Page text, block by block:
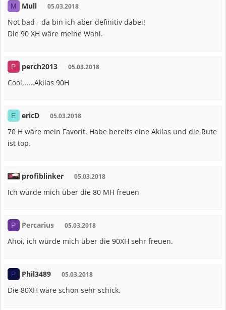
M Mull 05.03.2018
Not bad - da bin ich aber definitiv dabei!
Die 90 XH wäre meine Wahl.
P perch2013 05.03.2018
Cool,.....Akilas 90H
E ericD 05.03.2018
70 H wäre mein Favorit. Habe bereits eine Akilas und die Rute
ist top.
profiblinker 05.03.2018
Ich würde mich über die 80 MH freuen
P Percarius 05.03.2018
Ahoi, ich würde mich über die 90XH sehr freuen.
P Phil3489 05.03.2018
Die 80XH wäre schon sehr schick.